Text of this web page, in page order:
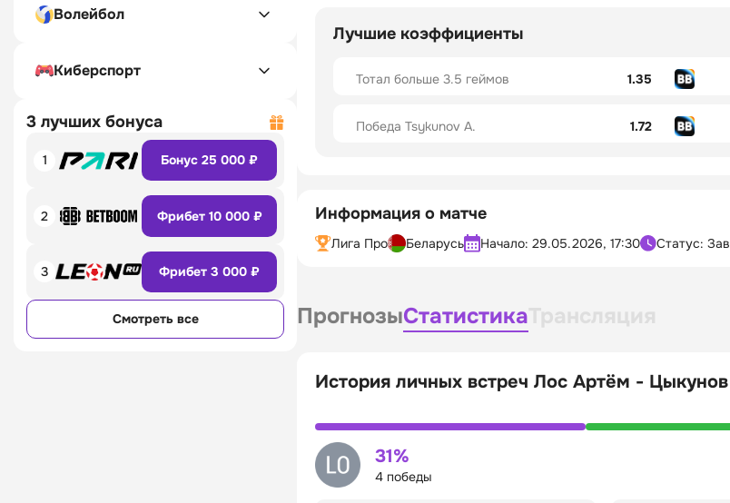
Волейбол
Киберспорт
3 лучших бонуса
1 Бонус 25 000 ₽
2 Фрибет 10 000 ₽
3 Фрибет 3 000 ₽
Смотреть все
Лучшие коэффициенты
Тотал больше 3.5 геймов 1.35
Победа Tsykunov A. 1.72
Информация о матче
Лига Про Беларусь Начало: 29.05.2026, 17:30 Статус:
ПрогнозыСтатистика
История личных встреч Лос Артём -
31%
4 победы